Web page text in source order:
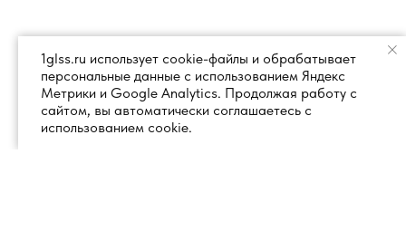
1glss.ru использует cookie-файлы и обрабатывает
персональные данные с использованием Яндекс
Метрики и Google Analytics. Продолжая работу с
сайтом, вы автоматически соглашаетесь с
использованием cookie.